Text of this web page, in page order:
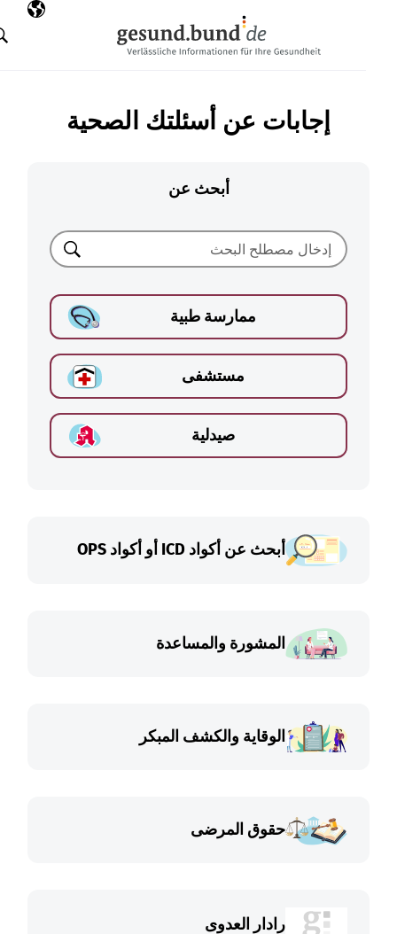
اللغة
البحث
إجابات عن أسئلتك الصحية
أبحث عن
ممارسة طبية
مستشفى
صيدلية
أبحث عن أكواد ICD أو أكواد OPS
المشورة والمساعدة
الوقاية والكشف المبكر
حقوق المرضى
رادار العدوى